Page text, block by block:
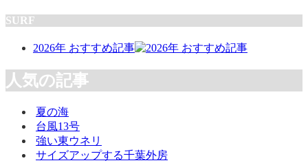
SURF
2026年 おすすめ記事
人気の記事
夏の海
台風13号
強い東ウネリ
サイズアップする千葉外房